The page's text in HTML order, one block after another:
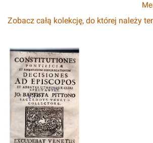
Zobacz całą kolekcję, do której należy